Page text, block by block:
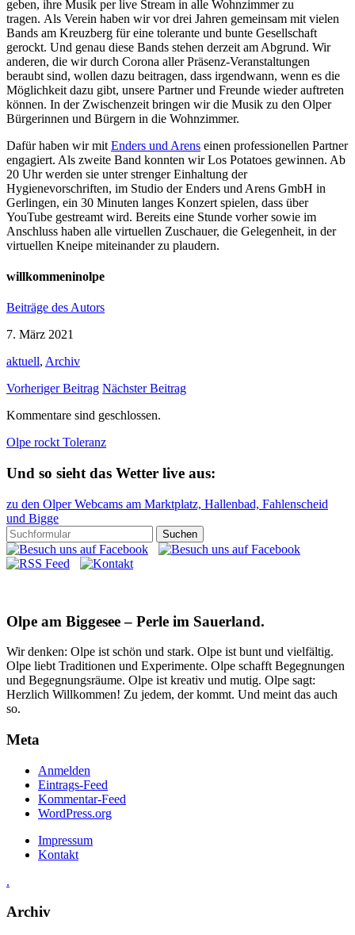
geben, ihre Musik per live Stream in alle Wohnzimmer zu
tragen. Als Verein haben wir vor drei Jahren gemeinsam mit vielen
Bands am Kreuzberg für eine tolerante und bunte Gesellschaft
gerockt. Und genau diese Bands stehen derzeit am Abgrund. Wir
anderen, die wir durch Corona aller Präsenz-Veranstaltungen
beraubt sind, wollen dazu beitragen, dass irgendwann, wenn es die
Möglichkeit dazu gibt, unsere Partner und Freunde wieder auftreten
können. In der Zwischenzeit bringen wir die Musik zu den Olper
Bürgerinnen und Bürgern in die Wohnzimmer.
Dafür haben wir mit Enders und Arens einen professionellen Partner
engagiert. Als zweite Band konnten wir Los Potatoes gewinnen. Ab
20 Uhr werden sie unter strenger Einhaltung der
Hygienevorschriften, im Studio der Enders und Arens GmbH in
Gerlingen, ein 30 Minuten langes Konzert spielen, dass über
YouTube gestreamt wird. Bereits eine Stunde vorher sowie im
Anschluss haben alle virtuellen Zuschauer, die Gelegenheit, in der
virtuellen Kneipe miteinander zu plaudern.
willkommeninolpe
Beiträge des Autors
7. März 2021
aktuell, Archiv
Vorheriger Beitrag Nächster Beitrag
Kommentare sind geschlossen.
Olpe rockt Toleranz
Und so sieht das Wetter live aus:
zu den Olper Webcams am Marktplatz, Hallenbad, Fahlenscheid
und Bigge
Olpe am Biggesee – Perle im Sauerland.
Wir denken: Olpe ist schön und stark. Olpe ist bunt und vielfältig.
Olpe liebt Traditionen und Experimente. Olpe schafft Begegnungen
und Begegnungsräume. Olpe ist kreativ und mutig. Olpe sagt:
Herzlich Willkommen! Zu jedem, der kommt. Und meint das auch
so.
Meta
Anmelden
Eintrags-Feed
Kommentar-Feed
WordPress.org
Impressum
Kontakt
.
Archiv